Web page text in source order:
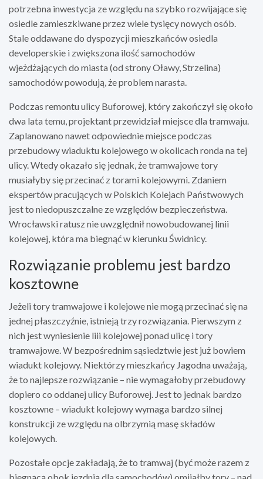
potrzebna inwestycja ze względu na szybko rozwijające się
osiedle zamieszkiwane przez wiele tysięcy nowych osób.
Stale oddawane do dyspozycji mieszkańców osiedla
developerskie i zwiększona ilość samochodów
wjeżdżających do miasta (od strony Oławy, Strzelina)
samochodów powodują, że problem narasta.
Podczas remontu ulicy Buforowej, który zakończył się około
dwa lata temu, projektant przewidział miejsce dla tramwaju.
Zaplanowano nawet odpowiednie miejsce podczas
przebudowy wiaduktu kolejowego w okolicach ronda na tej
ulicy. Wtedy okazało się jednak, że tramwajowe tory
musiałyby się przecinać z torami kolejowymi. Zdaniem
ekspertów pracujących w Polskich Kolejach Państwowych
jest to niedopuszczalne ze względów bezpieczeństwa.
Wrocławski ratusz nie uwzględnił nowobudowanej linii
kolejowej, która ma biegnąć w kierunku Świdnicy.
Rozwiązanie problemu jest bardzo
kosztowne
Jeżeli tory tramwajowe i kolejowe nie mogą przecinać się na
jednej płaszczyźnie, istnieją trzy rozwiązania. Pierwszym z
nich jest wyniesienie liii kolejowej ponad ulicę i tory
tramwajowe. W bezpośrednim sąsiedztwie jest już bowiem
wiadukt kolejowy. Niektórzy mieszkańcy Jagodna uważają,
że to najlepsze rozwiązanie – nie wymagałoby przebudowy
dopiero co oddanej ulicy Buforowej. Jest to jednak bardzo
kosztowne – wiadukt kolejowy wymaga bardzo silnej
konstrukcji ze względu na olbrzymią masę składów
kolejowych.
Pozostałe opcje zakładają, że to tramwaj (być może razem z